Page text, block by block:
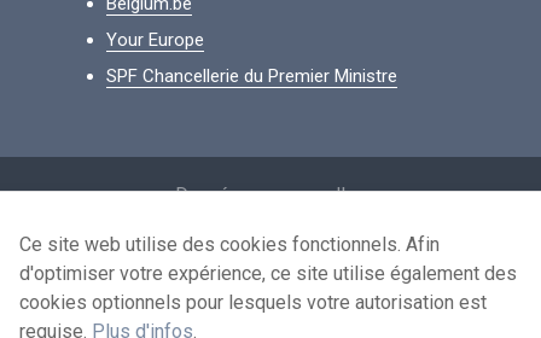
Your Europe
SPF Chancellerie du Premier Ministre
Données personnelles
Conditions de réutilisation
Contactez-nous
Ce site web utilise des cookies fonctionnels. Afin
d'optimiser votre expérience, ce site utilise également des
cookies optionnels pour lesquels votre autorisation est
requise. Plus d'infos.